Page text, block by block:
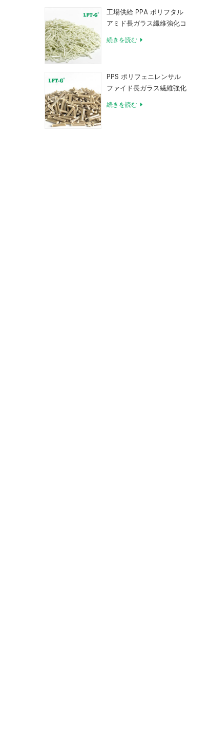
工場供給 PPA ポリフタル
アミド長ガラス繊維強化コ
ンパウンド
続きを読む
PPS ポリフェニレンサル
ファイド長ガラス繊維強化
コンパウンド
続きを読む